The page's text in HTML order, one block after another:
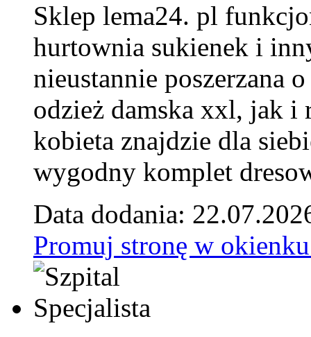
Sklep lema24. pl
hurtownia sukienek i
nieustannie poszerzana
odzież damska xxl, jak i
kobieta znajdzie dla
wygodny komplet
Data dodania:
Promuj stronę w